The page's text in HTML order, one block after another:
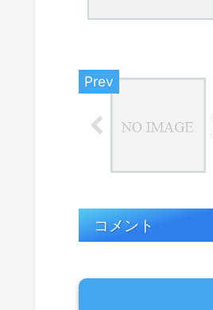
コメント